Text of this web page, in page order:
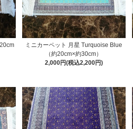
ミニカーペット 月星 Turquoise Blue
（約20cm×約30cm）
2,000円(税込2,200円)